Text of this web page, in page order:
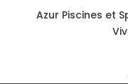
Azur Piscines et